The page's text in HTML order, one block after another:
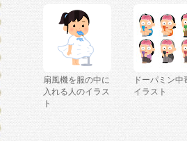
扇風機を服の中に
入れる人のイラス
ト
ドーパミン中
イラスト